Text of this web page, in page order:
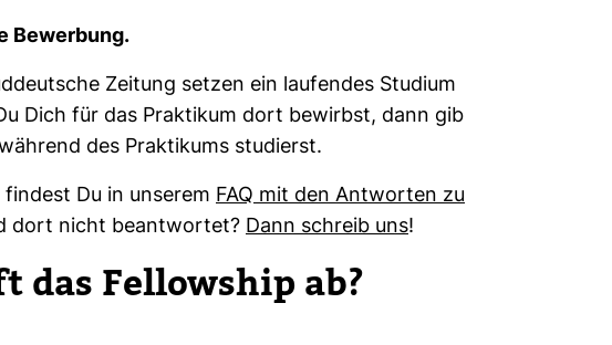
Bewer­bung.
Zei­tung setzen ein lau­fendes Stu­dium
Dich für das Prak­tikum dort bewirbst, dann gib
des Prak­ti­kums stu­dierst.
Du in unserem FAQ mit den Ant­worten zu
dort nicht beant­wortet? Dann schreib uns!
das Fel­low­ship ab?